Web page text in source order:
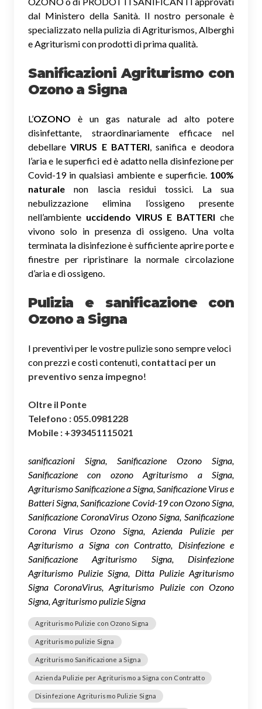
dal Ministero della Sanità. Il nostro personale è
specializzato nella pulizia di Agriturismos, Alberghi
e Agriturismi con prodotti di prima qualità.
Sanificazioni Agriturismo con
Ozonoa Signa
L’OZONO è un gas naturale ad alto potere
disinfettante, straordinariamente efficace nel
debellareVIRUS E BATTERI, sanifica e deodora
l’aria e le superfici ed è adatto nella disinfezione per
Covid-19 in qualsiasi ambiente e superficie. 100%
naturale non lascia residui tossici. La sua
nebulizzazione elimina l’ossigeno presente
nell’ambiente uccidendo VIRUS E BATTERI che
vivono solo in presenza di ossigeno. Una volta
terminata la disinfezione è sufficiente aprire porte e
finestre per ripristinare la normale circolazione
d’aria e di ossigeno.
Pulizia e sanificazione con
Ozono a Signa
I preventivi per le vostre pulizie sono sempre veloci
con prezzi e costi contenuti, contattaci per un
preventivo senza impegno!
Oltre il Ponte
Telefono : 055.0981228
Mobile : +393451115021
sanificazioni Signa, Sanificazione Ozono Signa,
Sanificazione con ozono Agriturismo a Signa,
Agriturismo Sanificazione a Signa, Sanificazione Virus e
Batteri Signa, Sanificazione Covid-19 con Ozono Signa,
Sanificazione CoronaVirus Ozono Signa, Sanificazione
Corona Virus Ozono Signa, Azienda Pulizie per
Agriturismo a Signa con Contratto, Disinfezione e
Sanificazione Agriturismo Signa, Disinfezione
Agriturismo Pulizie Signa, Ditta Pulizie Agriturismo
Signa CoronaVirus, Agriturismo Pulizie con Ozono
Signa, Agriturismo pulizie Signa
Agriturismo Pulizie con Ozono Signa
Agriturismo pulizie Signa
Agriturismo Sanificazione a Signa
Azienda Pulizie per Agriturismo a Signa con Contratto
Disinfezione Agriturismo Pulizie Signa